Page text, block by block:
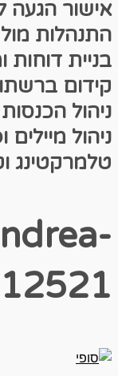
אישור הגעה
התנהלות
בניית דוחות
קידום
ניהול
ניהול מיילים
טלמרקטינג